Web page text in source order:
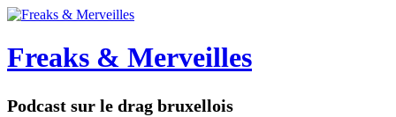
Freaks & Merveilles
Podcast sur le drag bruxellois